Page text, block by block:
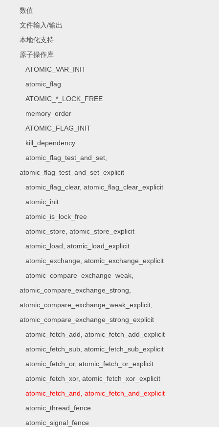
数值
文件输入/输出
本地化支持
原子操作库
ATOMIC_VAR_INIT
atomic_flag
ATOMIC_*_LOCK_FREE
memory_order
ATOMIC_FLAG_INIT
kill_dependency
atomic_flag_test_and_set,
atomic_flag_test_and_set_explicit
atomic_flag_clear, atomic_flag_clear_explicit
atomic_init
atomic_is_lock_free
atomic_store, atomic_store_explicit
atomic_load, atomic_load_explicit
atomic_exchange, atomic_exchange_explicit
atomic_compare_exchange_weak,
atomic_compare_exchange_strong,
atomic_compare_exchange_weak_explicit,
atomic_compare_exchange_strong_explicit
atomic_fetch_add, atomic_fetch_add_explicit
atomic_fetch_sub, atomic_fetch_sub_explicit
atomic_fetch_or, atomic_fetch_or_explicit
atomic_fetch_xor, atomic_fetch_xor_explicit
atomic_fetch_and, atomic_fetch_and_explicit
atomic_thread_fence
atomic_signal_fence